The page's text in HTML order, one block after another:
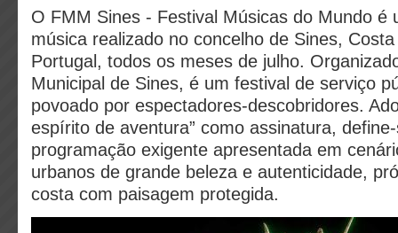
O FMM Sines - Festival Músicas do Mundo é
música realizado no concelho de Sines,
Portugal, todos os meses de julho.
Municipal de Sines, é um festival de serviço
povoado por espectadores-descobridores.
espírito de aventura” como assinatura,
programação exigente apresentada em
urbanos de grande beleza e autenticidade,
costa com paisagem protegida.